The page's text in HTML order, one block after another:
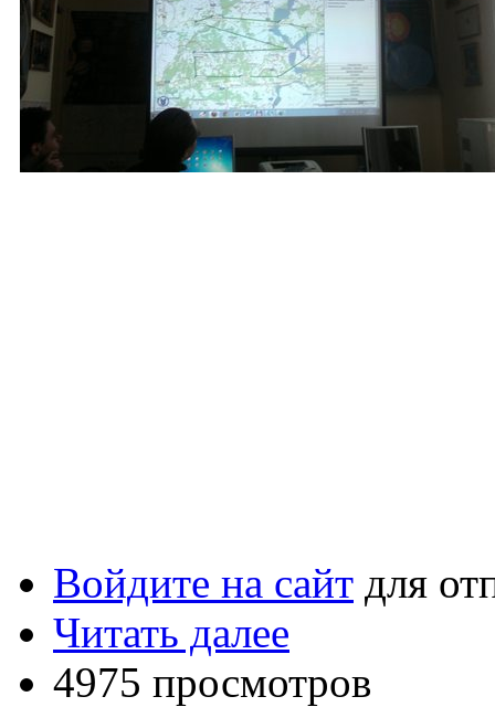
Войдите на сайт для
Читать далее
4975 просмотров